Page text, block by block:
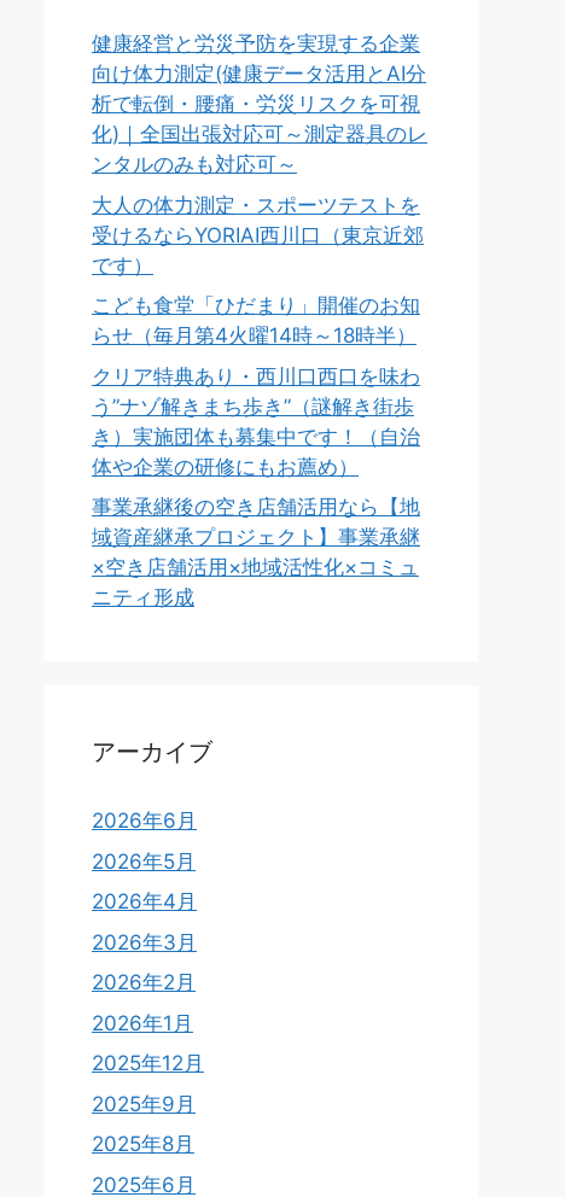
健康経営と労災予防を実現する企業
向け体力測定(健康データ活用とAI分
析で転倒・腰痛・労災リスクを可視
化)｜全国出張対応可～測定器具のレ
ンタルのみも対応可～
大人の体力測定・スポーツテストを
受けるならYORIAI西川口（東京近郊
です）
こども食堂「ひだまり」開催のお知
らせ（毎月第4火曜14時～18時半）
クリア特典あり・西川口西口を味わ
う”ナゾ解きまち歩き”（謎解き街歩
き）実施団体も募集中です！（自治
体や企業の研修にもお薦め）
事業承継後の空き店舗活用なら【地
域資産継承プロジェクト】事業承継
×空き店舗活用×地域活性化×コミュ
ニティ形成
アーカイブ
2026年6月
2026年5月
2026年4月
2026年3月
2026年2月
2026年1月
2025年12月
2025年9月
2025年8月
2025年6月